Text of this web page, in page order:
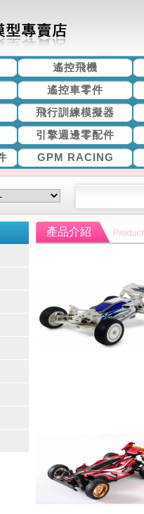
遙控飛機
遙控車零件
飛行訓練模擬器
引擎週邊零配件
GPM RACING
產品介紹